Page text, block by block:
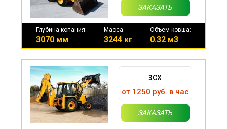
ЗАКАЗАТЬ
Глубина копания:
3070 мм
Масса:
3244 кг
Объем ковша:
0.32 м3
3CX
от 1250 руб. в час
ЗАКАЗАТЬ